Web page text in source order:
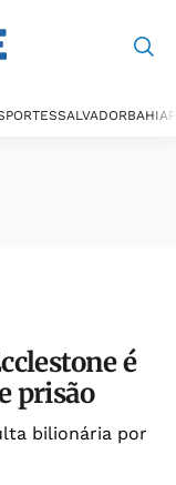
SALVADORBAHIA
é
prisão
bilionária por